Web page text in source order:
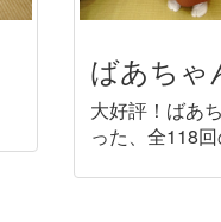
ばあちゃ
大好評！ばあ
った、全118回